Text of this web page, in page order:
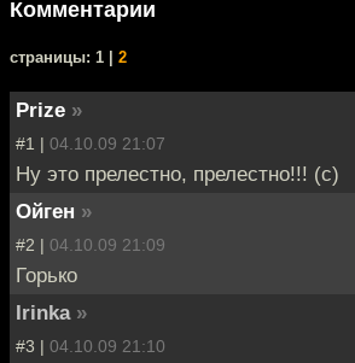
Комментарии
cтраницы: 1 | 2
Prize »
#1 | 04.10.09 21:07
Ну это прелестно, прелестно!!! (с)
Ойген »
#2 | 04.10.09 21:09
Горько
Irinka »
#3 | 04.10.09 21:10